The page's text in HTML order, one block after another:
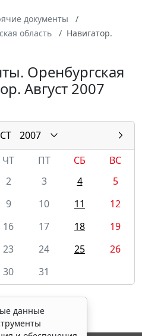
документы
область
Навигатор.
Оренбургская
Август 2007
2007
ЧТ ПТ СБ
ВС
2 3 4
5
9 10 11
12
16 17 18
19
23 24 25
26
30 31
данные